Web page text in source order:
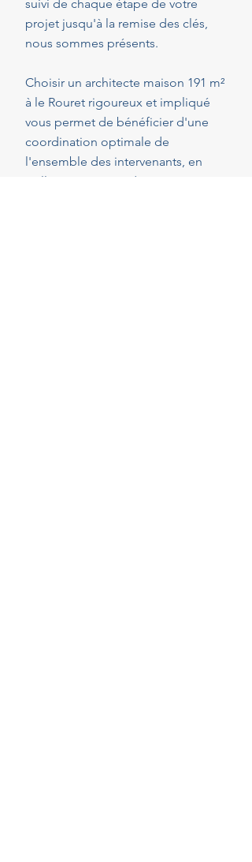
suivi de chaque étape de votre
projet jusqu'à la remise des clés,
nous sommes présents.
Choisir un architecte maison 191 m²
à le Rouret rigoureux et impliqué
vous permet de bénéficier d'une
coordination optimale de
l'ensemble des intervenants, en
veillant au respect de vos attentes,